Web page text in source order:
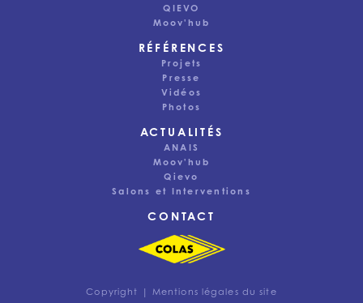
Ce site utilise des cookies pour assurer une bonne
expérience utilisateur. Selon vos préférences, nous
pouvons également utiliser des cookies à des fins
d’analyse ou pour vous proposer des publicités
pertinentes. Vous pouvez modifier vos préférences de
cookies à partir du lien en bas de page.
QIEVO
Moov'hub
RÉFÉRENCES
Projets
Presse
Vidéos
Photos
ACTUALITÉS
ANAIS
Moov'hub
Qievo
Salons et Interventions
CONTACT
Copyright | Mentions légales du site